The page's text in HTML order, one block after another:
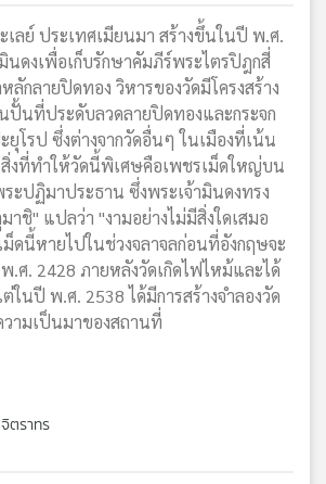
ลย์ ประเทศเมียนมา สร้างขึ้นในปี พ.ศ.
นดงเพื่อเก็บรักษาคัมภีร์พระไตรปิฎกสี่
กลายปิดทอง วิหารของวัดมีโครงสร้าง
ปั้นที่ประดับลวดลายปิดทองและกระจก
ยุโรป ซึ่งต่างจากวัดอื่นๆ ในเมืองที่เน้น
สิ่งที่ทำให้วัดนี้พิเศษคือเพชรเม็ดใหญ่บน
ะปฏิมาประธาน ซึ่งพระเจ้ามินดงทรง
าชิ" แปลว่า "งามอย่างไม่มีสิ่งใดเสมอ
ดนี้หายไปในช่วงจลาจลก่อนที่อังกฤษจะ
ศ. 2428 ภายหลังวัดเกิดไฟไหม้และได้
ในปี พ.ศ. 2538 ได้มีการสร้างจำลองวัด
ามเป็นมาของสถานที่
ตราทร